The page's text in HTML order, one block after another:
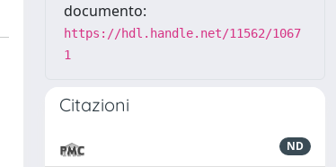
documento:
https://hdl.handle.net/11562/1067
1
Citazioni
ND